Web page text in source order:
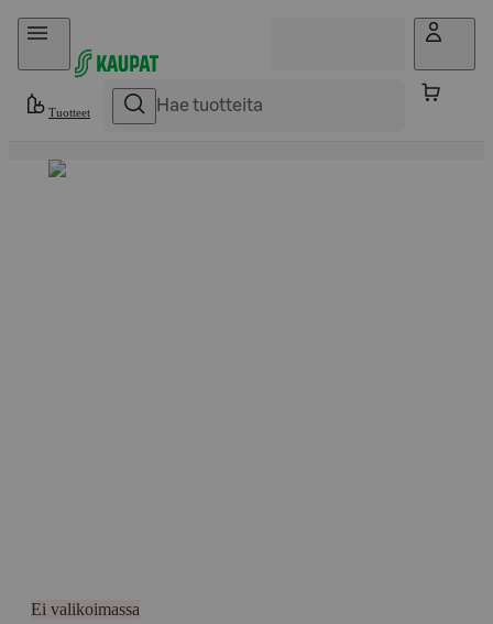
Hyppää sisältöön
Tuotteet
Ei valikoimassa